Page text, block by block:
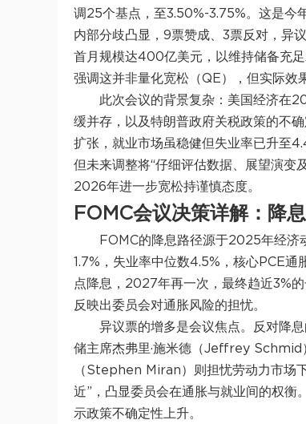
调25个基点，至3.50%-3.75%。这是今
内部分歧凸显，9票赞成、3票反对，异
首月规模达400亿美元，以维持储备充
强调这并非量化宽松（QE），但实际效
此次会议的背景复杂：美国经济在
缓并存，以及特朗普政府关税政策的不
扩张，就业市场虽稳健但失业率已升至
但未来调整将“仔细评估数据、展望演
2026年进一步宽松持谨慎态度。
FOMC会议决策详解：降
FOMC的降息路径源于2025年经济
1.7%，失业率中位数4.5%，核心PCE
点降息，2027年再一次，最终趋近3%
反映出委员会对通胀风险的担忧。
异议票的增多是会议焦点。反对降
储主席杰弗里·施米德（Jeffrey Schmid
（Stephen Miran）则担忧劳动力市场
近”，凸显委员会在通胀与就业间的权衡
示政策不确定性上升。